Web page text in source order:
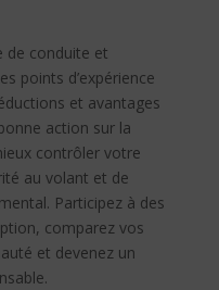
de conduite et
points d’expérience
et avantages
action sur la
contrôler votre
au volant et de
Participez à des
comparez vos
et devenez un